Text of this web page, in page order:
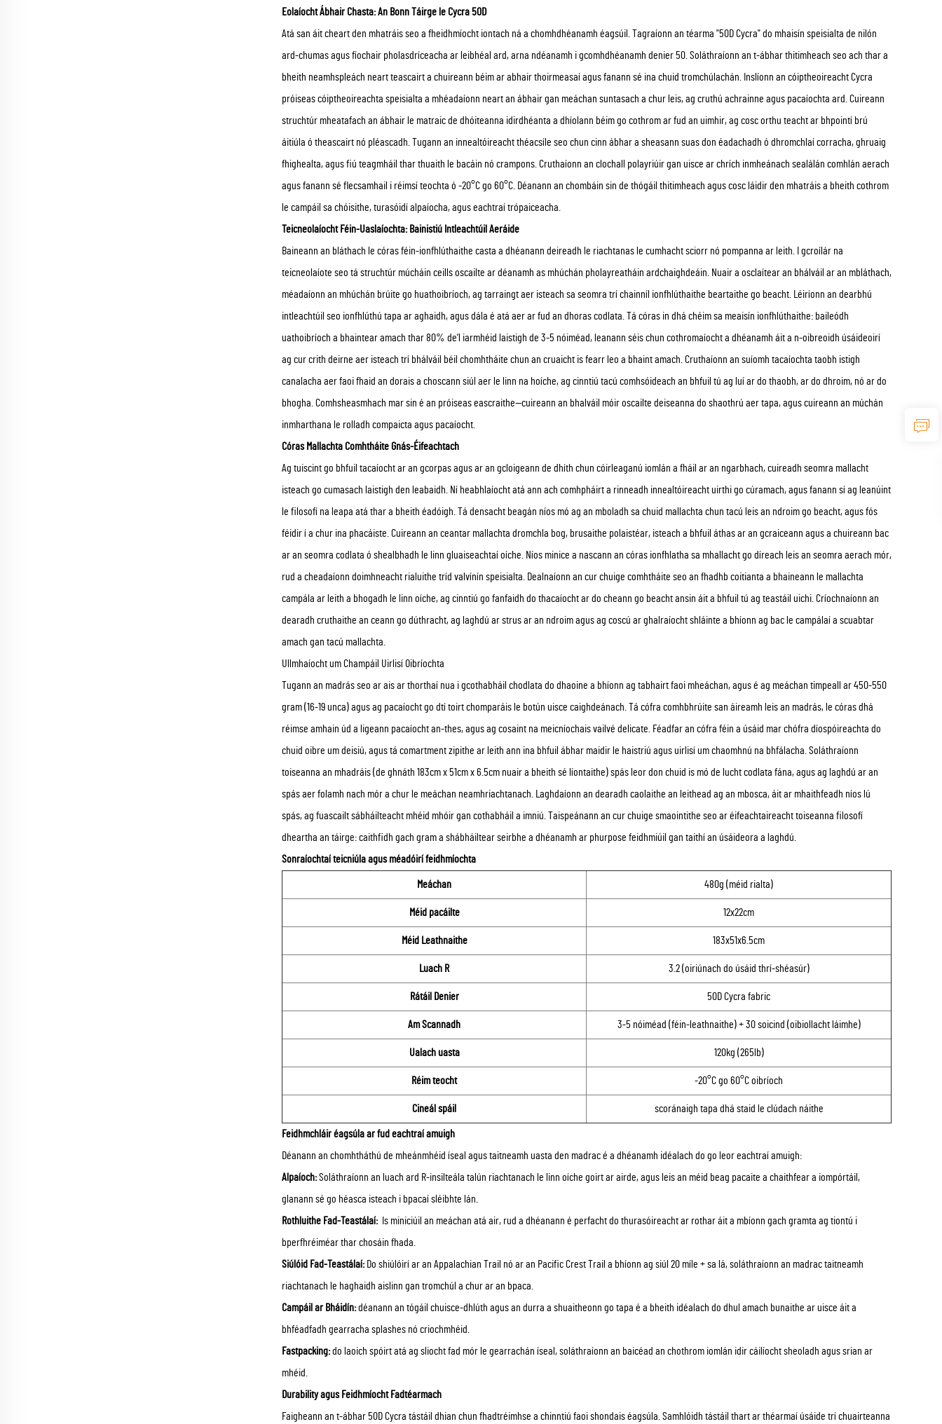
Eolaíocht Ábhair Chasta: An Bonn Táirge le Cycra 50D
Atá san áit cheart den mhatráis seo a fheidhmíocht iontach ná a chomhdhéanamh éagsúil. Tagraíonn an téarma "50D Cycra" do mhaisín speisialta de nilón
ard-chumas agus fíochair pholasdríceacha ar leibhéal ard, arna ndéanamh i gcomhdhéanamh denier 50. Soláthraíonn an t-ábhar thitimheach seo ach thar a
bheith neamhspleách neart teascairt a chuireann béim ar abhair thoirmeasaí agus fanann sé ina chuid tromchúlachán. Inslíonn an cóiptheoireacht Cycra
próiseas cóiptheoireachta speisialta a mhéadaíonn neart an ábhair gan meáchan suntasach a chur leis, ag cruthú achrainne agus pacaíochta ard. Cuireann
struchtúr mheatafach an ábhair le matraic de dhóiteanna idirdhéanta a dhíolann béim go cothrom ar fud an uimhir, ag cosc orthu teacht ar bhpointí brú
áitiúla ó theascairt nó pléascadh. Tugann an innealtóireacht théacsíle seo chun cinn ábhar a sheasann suas don éadachadh ó dhromchlaí corracha, ghruaig
fhighealta, agus fiú teagmháil thar thuaith le bacáin nó crampons. Cruthaíonn an clochall polayriúir gan uisce ar chrích inmheánach sealálán comhlán aerach
agus fanann sé flecsamhail i réimsí teochta ó -20°C go 60°C. Déanann an chombáin sin de thógáil thitimheach agus cosc láidir den mhatráis a bheith cothrom
le campáil sa chóisithe, turasóidí alpaíocha, agus eachtraí trópaiceacha.
Teicneolaíocht Féin-Uaslaíochta: Bainistiú Intleachtúil Aeráide
Baineann an bláthach le córas féin-ionfhlúthaithe casta a dhéanann deireadh le riachtanas le cumhacht sciorr nó pompanna ar leith. I gcroílár na
teicneolaíote seo tá struchtúr múcháin ceills oscailte ar déanamh as mhúchán pholayreatháin ardchaighdeáin. Nuair a osclaítear an bhálváil ar an mbláthach,
méadaíonn an mhúchán brúite go huathoibríoch, ag tarraingt aer isteach sa seomra trí chainníl ionfhlúthaithe beartaithe go beacht. Léiríonn an dearbhú
intleachtúil seo ionfhlúthú tapa ar aghaidh, agus dála é atá aer ar fud an dhoras codlata. Tá córas in dhá chéim sa meaisín ionfhlúthaithe: baileódh
uathoibríoch a bhaintear amach thar 80% de’l iarmhéid laistigh de 3-5 nóiméad, leanann séis chun cothromaíocht a dhéanamh áit a n-oibreoidh úsáideoirí
ag cur crith deirne aer isteach trí bhálváil béil chomhtháite chun an cruaicht is fearr leo a bhaint amach. Cruthaíonn an suíomh tacaíochta taobh istigh
canalacha aer faoi fhaid an dorais a choscann siúl aer le linn na hoíche, ag cinntiú tacú comhsóideach an bhfuil tú ag luí ar do thaobh, ar do dhroim, nó ar do
bhogha. Comhsheasmhach mar sin é an próiseas eascraithe—cuireann an bhalváil móir oscailte deiseanna do shaothrú aer tapa, agus cuireann an múchán
inmharthana le rolladh compaicta agus pacaíocht.
Córas Mallachta Comhtháite Gnás-Éifeachtach
Ag tuiscint go bhfuil tacaíocht ar an gcorpas agus ar an gcloigeann de dhíth chun cóirleaganú iomlán a fháil ar an ngarbhach, cuireadh seomra mallacht
isteach go cumasach laistigh den leabaidh. Ní heabhlaíocht atá ann ach comhpháirt a rinneadh innealtóireacht uirthi go cúramach, agus fanann sí ag leanúint
le filosofí na leapa atá thar a bheith éadóigh. Tá densacht beagán níos mó ag an mboladh sa chuid mallachta chun tacú leis an ndroim go beacht, agus fós
féidir í a chur ina phacáiste. Cuireann an ceantar mallachta dromchla bog, brusaithe polaistéar, isteach a bhfuil áthas ar an gcraiceann agus a chuireann bac
ar an seomra codlata ó shealbhadh le linn gluaiseachtaí oíche. Níos minice a nascann an córas ionfhlatha sa mhallacht go díreach leis an seomra aerach mór,
rud a cheadaíonn doimhneacht rialuithe tríd valvínín speisialta. Dealnaíonn an cur chuige comhtháite seo an fhadhb coitianta a bhaineann le mallachta
campála ar leith a bhogadh le linn oíche, ag cinntiú go fanfaidh do thacaíocht ar do cheann go beacht ansin áit a bhfuil tú ag teastáil uichi. Críochnaíonn an
dearadh cruthaithe an ceann go dúthracht, ag laghdú ar strus ar an ndroim agus ag coscú ar ghalraíocht shláinte a bhíonn ag bac le campálaí a scuabtar
amach gan tacú mallachta.
Ullmhaíocht um Champáil Uirlisí Oibríochta
Tugann an madrás seo ar ais ar thorthaí nua i gcothabháil chodlata do dhaoine a bhíonn ag tabhairt faoi mheáchan, agus é ag meáchan timpeall ar 450-550
gram (16-19 unca) agus ag pacaíocht go dtí toirt chomparáis le botún uisce caighdeánach. Tá cófra comhbhrúite san áireamh leis an madrás, le córas dhá
réimse amhain úd a ligeann pacaíocht an-thes, agus ag cosaint na meicníochais vailvé delicate. Féadfar an cófra féin a úsáid mar chófra díospóireachta do
chuid oibre um deisiú, agus tá comartment zipithe ar leith ann ina bhfuil ábhar maidir le haistriú agus uirlisí um chaomhnú na bhfálacha. Soláthraíonn
toiseanna an mhadráis (de ghnáth 183cm x 51cm x 6.5cm nuair a bheith sé líontaithe) spás leor don chuid is mó de lucht codlata fána, agus ag laghdú ar an
spás aer folamh nach mór a chur le meáchan neamhriachtanach. Laghdaíonn an dearadh caolaithe an leithead ag an mbosca, áit ar mhaithfeadh níos lú
spás, ag fuascailt sábháilteacht mhéid mhóir gan cothabháil a imniú. Taispeánann an cur chuige smaointithe seo ar éifeachtaireacht toiseanna filosofí
dheartha an táirge: caithfidh gach gram a shábháiltear seirbhe a dhéanamh ar phurpose feidhmiúil gan taithí an úsáideora a laghdú.
Sonraíochtaí teicniúla agus méadóirí feidhmíochta
Meáchan 480g (méid rialta)
Méid pacáilte 12x22cm
Méid Leathnaithe 183x51x6.5cm
Luach R 3.2 (oiriúnach do úsáid thrí-shéasúr)
Rátáil Denier 50D Cycra fabric
Am Scannadh 3-5 nóiméad (féin-leathnaithe) + 30 soicind (oibiollacht láimhe)
Ualach uasta 120kg (265lb)
Réim teocht -20°C go 60°C oibríoch
Cineál spáil scoránaigh tapa dhá staid le clúdach náithe
Feidhmchláir éagsúla ar fud eachtraí amuigh
Déanann an chomhtháthú de mheánmhéid íseal agus taitneamh uasta den madrac é a dhéanamh idéalach do go leor eachtraí amuigh:
Alpaíoch:​Soláthraíonn an luach ard R-insilteála talún riachtanach le linn oíche goirt ar airde, agus leis an méid beag pacaite a chaithfear a iompórtáil,
glanann sé go héasca isteach i bpacaí sléibhte lán.
Rothluithe Fad-Teastálaí: ​ Is miniciúil an meáchan atá air, rud a dhéanann é perfacht do thurasóireacht ar rothar áit a mbíonn gach gramta ag tiontú i
bperfhréiméar thar chosáin fhada.
Siúlóid Fad-Teastálaí:​ Do shiúlóirí ar an Appalachian Trail nó ar an Pacific Crest Trail a bhíonn ag siúl 20 míle + sa lá, soláthraíonn an madrac taitneamh
riachtanach le haghaidh aislinn gan tromchúl a chur ar an bpaca.
Campáil ar Bháidín:déanann an tógáil chuisce-dhlúth agus an durra a shuaitheonn go tapa é a bheith idéalach do dhul amach bunaithe ar uisce áit a
bhféadfadh gearracha splashes nó criochmhéid.
Fastpacking:do laoich spóirt atá ag sliocht fad mór le gearrachán íseal, soláthraíonn an baicéad an chothrom iomlán idir cáilíocht sheoladh agus srian ar
mhéid.
Durability agus Feidhmíocht Fadtéarmach
Faigheann an t-ábhar 50D Cycra tástáil dhian chun fhadtréimhse a chinntiú faoi shondais éagsúla. Samhlóidh tástáil thart ar théarmaí úsáide trí chuairteanna